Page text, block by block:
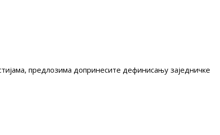
предлозима допринесите дефинисању заједничке